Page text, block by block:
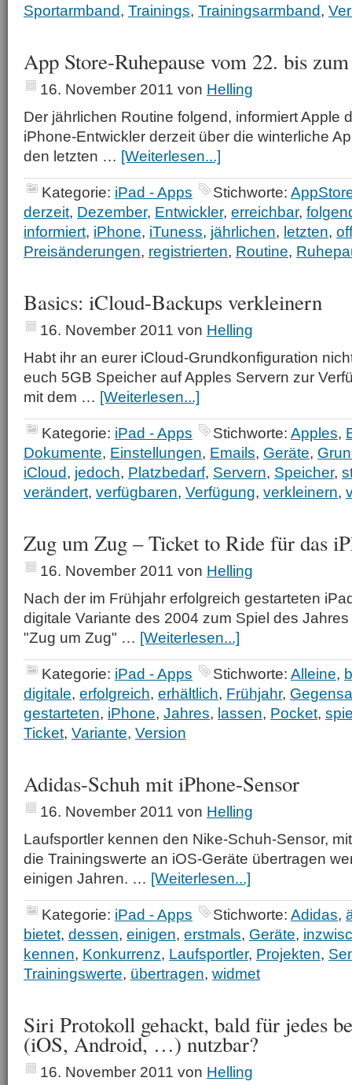
Sportarmband, Trainings, Trainingsarmband,
App Store-Ruhepause vom 22. bis
16. November 2011 von Helling
Der jährlichen Routine folgend, informiert Apple
iPhone-Entwickler derzeit über die winterliche
den letzten … [Weiterlesen...]
Kategorie: iPad - Apps Stichworte:
derzeit, Dezember, Entwickler, erreichbar,
informiert, iPhone, iTuness, jährlichen, letzten,
Preisänderungen, registrierten, Routine,
Basics: iCloud-Backups verkleinern
16. November 2011 von Helling
Habt ihr an eurer iCloud-Grundkonfiguration
euch 5GB Speicher auf Apples Servern zur
mit dem … [Weiterlesen...]
Kategorie: iPad - Apps Stichworte: Apples,
Dokumente, Einstellungen, Emails, Geräte,
iCloud, jedoch, Platzbedarf, Servern, Speicher,
verändert, verfügbaren, Verfügung, verkleinern,
Zug um Zug – Ticket to Ride für das
16. November 2011 von Helling
Nach der im Frühjahr erfolgreich gestarteten
digitale Variante des 2004 zum Spiel des
"Zug um Zug" … [Weiterlesen...]
Kategorie: iPad - Apps Stichworte: Alleine,
digitale, erfolgreich, erhältlich, Frühjahr,
gestarteten, iPhone, Jahres, lassen, Pocket,
Ticket, Variante, Version
Adidas-Schuh mit iPhone-Sensor
16. November 2011 von Helling
Laufsportler kennen den Nike-Schuh-Sensor,
die Trainingswerte an iOS-Geräte übertragen
einigen Jahren. … [Weiterlesen...]
Kategorie: iPad - Apps Stichworte: Adidas,
bietet, dessen, einigen, erstmals, Geräte,
kennen, Konkurrenz, Laufsportler, Projekten,
Trainingswerte, übertragen, widmet
Siri Protokoll gehackt, bald für jedes
(iOS, Android, …) nutzbar?
16. November 2011 von Helling